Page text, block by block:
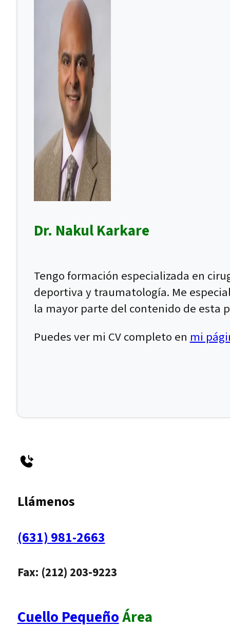
Dr. Nakul Karkare
Tengo formación especializada en
deportiva y traumatología. Me
la mayor parte del contenido de esta
Puedes ver mi CV completo en mi
Llámenos
(631) 981-2663
Fax: (212) 203-9223
Cuello PequeñoÁrea